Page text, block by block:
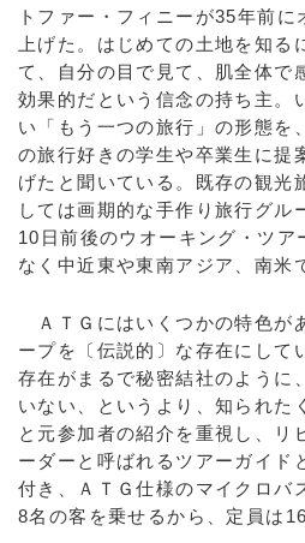
トファー・フィニーが35年前に
上げた。はじめての土地を知る
て、自分の目で見て、肌全体で
効果的だという信念の持ち主。
い「もう一つの旅行」の形態を
の旅行好きの学生や卒業生に提
げたと聞いている。既存の観光
しては画期的な手作り旅行グル
10日前後のウオーキング・ツア
なく中近東や東南アジア、南米
ＡＴＧにはいくつかの特色が
ープを〔伝説的〕な存在にして
存在がまるで秘密結社のように
いない、というより、知られた
と元参加者の紹介を重視し、リ
ーダーと呼ばれるツアーガイド
付き、ＡＴＧ仕様のマイクロバ
8名の客を乗せるから、定員は